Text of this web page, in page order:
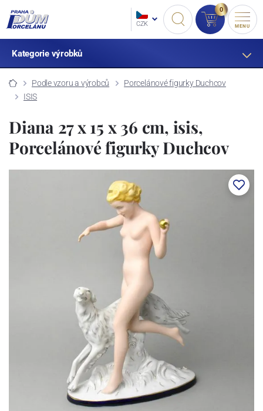
CZK
0
MENU
Kategorie výrobků
Podle vzoru a výrobců
Porcelánové figurky Duchcov
ISIS
Diana 27 x 15 x 36 cm, isis,
Porcelánové figurky Duchcov